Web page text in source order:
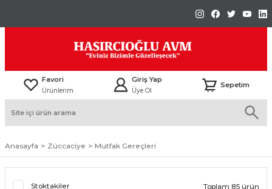
Favori
Ürünlerim
Giriş Yap
Üye Ol
Sepetim
Anasayfa Züccaciye Mutfak Gereçleri
Stoktakiler Toplam 85 ürün